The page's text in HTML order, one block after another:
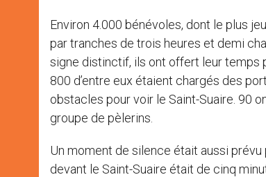
Environ 4.000 bénévoles, dont le plus
par tranches de trois heures et demi
signe distinctif, ils ont offert leur temps
800 d’entre eux étaient chargés des
obstacles pour voir le Saint-Suaire. 90
groupe de pèlerins.
Un moment de silence était aussi
devant le Saint-Suaire était de cinq